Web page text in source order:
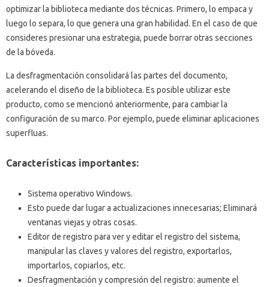
optimizar la biblioteca mediante dos técnicas. Primero, lo empaca y
luego lo separa, lo que genera una gran habilidad. En el caso de que
consideres presionar una estrategia, puede borrar otras secciones
de la bóveda.
La desfragmentación consolidará las partes del documento,
acelerando el diseño de la biblioteca. Es posible utilizar este
producto, como se mencionó anteriormente, para cambiar la
configuración de su marco. Por ejemplo, puede eliminar aplicaciones
superfluas.
Características importantes:
Sistema operativo Windows.
Esto puede dar lugar a actualizaciones innecesarias; Eliminará
ventanas viejas y otras cosas.
Editor de registro para ver y editar el registro del sistema,
manipular las claves y valores del registro, exportarlos,
importarlos, copiarlos, etc.
Desfragmentación y compresión del registro: aumente el